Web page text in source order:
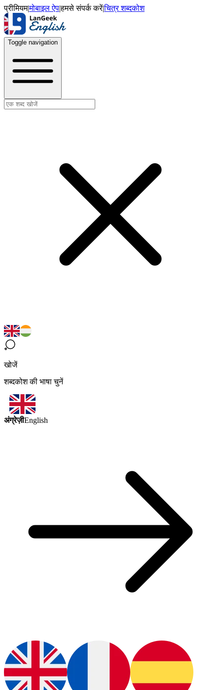
प्रीमियम|मोबाइल ऐप|हमसे संपर्क करें|चित्र शब्दकोश
Toggle navigation
खोजें
शब्दकोश की भाषा चुनें
अंग्रेज़ीEnglish